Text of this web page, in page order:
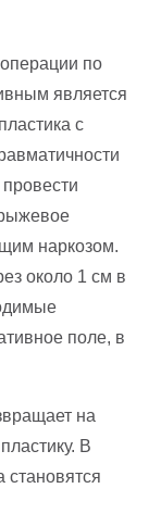
по
является
с
наркозом.
около 1 см в
поле, в
на
В
становятся